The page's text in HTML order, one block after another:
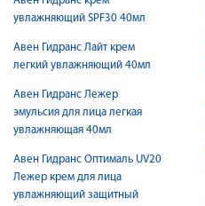
увлажняющий SPF30 40мл
Авен Гидранс Лайт крем
легкий увлажняющий 40мл
Авен Гидранс Лежер
эмульсия для лица легкая
увлажняющая 40мл
Авен Гидранс Оптималь UV20
Лежер крем для лица
увлажняющий защитный